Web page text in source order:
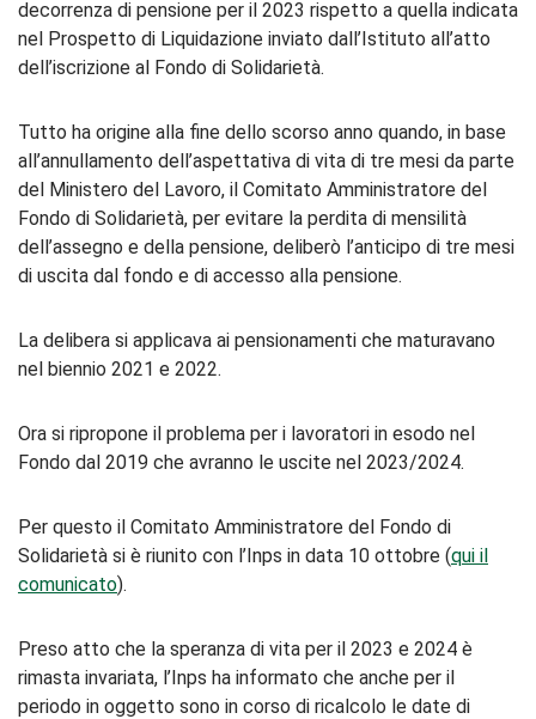
decorrenza di pensione per il 2023 rispetto a quella indicata
nel Prospetto di Liquidazione inviato dall’Istituto all’atto
dell’iscrizione al Fondo di Solidarietà.
Tutto ha origine alla fine dello scorso anno quando, in base
all’annullamento dell’aspettativa di vita di tre mesi da parte
del Ministero del Lavoro, il Comitato Amministratore del
Fondo di Solidarietà, per evitare la perdita di mensilità
dell’assegno e della pensione, deliberò l’anticipo di tre mesi
di uscita dal fondo e di accesso alla pensione.
La delibera si applicava ai pensionamenti che maturavano
nel biennio 2021 e 2022.
Ora si ripropone il problema per i lavoratori in esodo nel
Fondo dal 2019 che avranno le uscite nel 2023/2024.
Per questo il Comitato Amministratore del Fondo di
Solidarietà si è riunito con l’Inps in data 10 ottobre (qui il
comunicato).
Preso atto che la speranza di vita per il 2023 e 2024 è
rimasta invariata, l’Inps ha informato che anche per il
periodo in oggetto sono in corso di ricalcolo le date di